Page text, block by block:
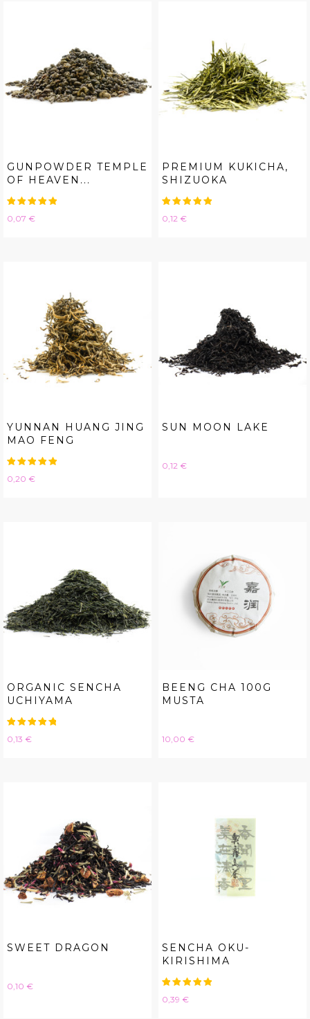
GUNPOWDER TEMPLE
OF HEAVEN...
Hinta
0,07 €
PREMIUM KUKICHA,
SHIZUOKA
Hinta
0,12 €
YUNNAN HUANG JING
MAO FENG
Hinta
0,20 €
SUN MOON LAKE
Hinta
0,12 €
ORGANIC SENCHA
UCHIYAMA
Hinta
0,13 €
BEENG CHA 100G
MUSTA
Hinta
10,00 €
SWEET DRAGON
Hinta
0,10 €
SENCHA OKU-
KIRISHIMA
Hinta
0,39 €